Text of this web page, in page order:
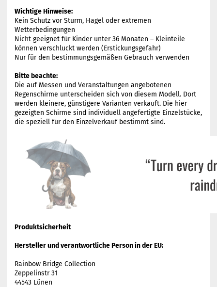
Wichtige Hinweise:
Kein Schutz vor Sturm, Hagel oder extremen
Wetterbedingungen
Nicht geeignet für Kinder unter 36 Monaten – Kleinteile
können verschluckt werden (Erstickungsgefahr)
Nur für den bestimmungsgemäßen Gebrauch verwenden
Bitte beachte:
Die auf Messen und Veranstaltungen angebotenen
Regenschirme unterscheiden sich von diesem Modell. Dort
werden kleinere, günstigere Varianten verkauft. Die hier
gezeigten Schirme sind individuell angefertigte Einzelstücke,
die speziell für den Einzelverkauf bestimmt sind.
Produktsicherheit
Hersteller und verantwortliche Person in der EU:
Rainbow Bridge Collection
Zeppelinstr 31
44543 Lünen